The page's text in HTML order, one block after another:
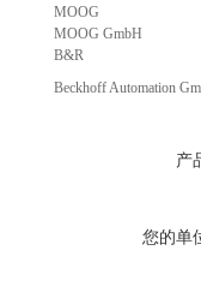
MOOG
MOOG GmbH
B&R
Beckhoff Automation
产
您的单